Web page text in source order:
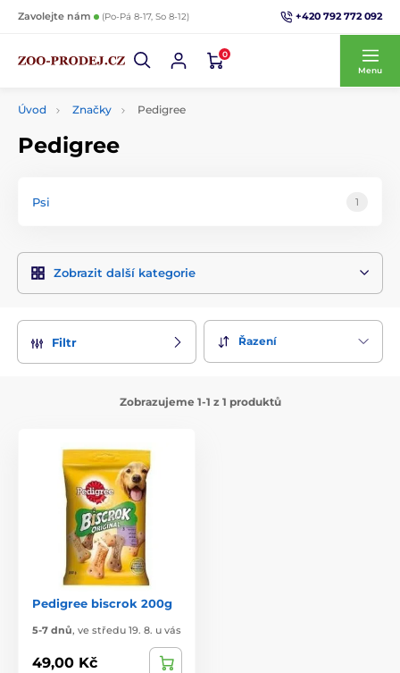
Zavolejte nám (Po-Pá 8-17, So 8-12) +420 792 772 092
0
Menu
Úvod Značky Pedigree
Pedigree
Psi 1
Zobrazit další kategorie
Filtr Řazení
Zobrazujeme 1-1 z 1 produktů
Pedigree biscrok 200g
5-7 dnů, ve středu 19. 8. u vás
49,00 Kč